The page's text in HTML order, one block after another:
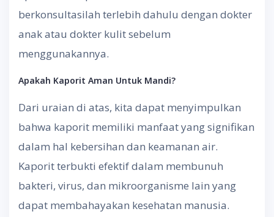
berkonsultasilah terlebih dahulu dengan dokter
anak atau dokter kulit sebelum
menggunakannya.
Apakah Kaporit Aman Untuk Mandi?
Dari uraian di atas, kita dapat menyimpulkan
bahwa kaporit memiliki manfaat yang signifikan
dalam hal kebersihan dan keamanan air.
Kaporit terbukti efektif dalam membunuh
bakteri, virus, dan mikroorganisme lain yang
dapat membahayakan kesehatan manusia.